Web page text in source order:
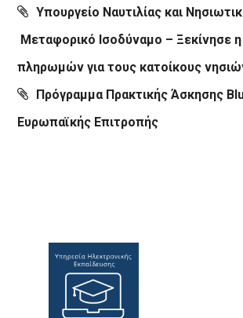
Υπουργείο Ναυτιλίας και
Μεταφορικό Ισοδύναμο – Ξεκίνησε
πληρωμών για τους κατοίκους
Πρόγραμμα Πρακτικής Άσκησης
Ευρωπαϊκής Επιτροπής